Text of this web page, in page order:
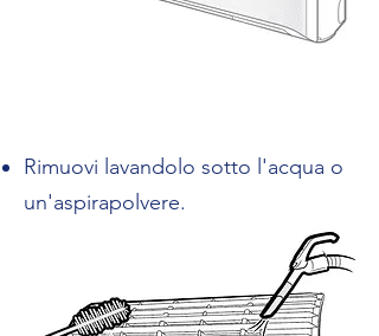
Rimuovi lavandolo sotto l'acqua o
un'aspirapolvere.